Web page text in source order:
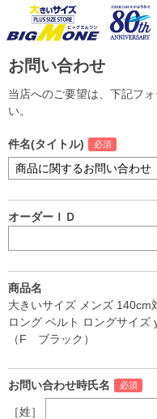
お問い合わせ
当店へのご要望は、下記フ
い。
件名(タイトル)
オーダーＩＤ
商品名
大きいサイズ メンズ 140cm
ロング ベルト ロングサイズ
（F ブラック）
お問い合わせ時氏名
［姓］